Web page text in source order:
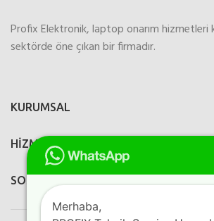
Profix Elektronik, laptop onarım hizmetleri
sektörde öne çıkan bir firmadır.
KURUMSAL
HİZMETLERİMİZ
SOSYAL MEDYA
Merhaba,